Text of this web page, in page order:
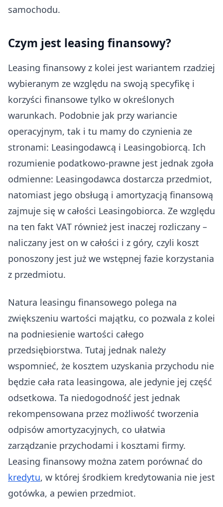
samochodu.
Czym jest leasing finansowy?
Leasing finansowy z kolei jest wariantem rzadziej
wybieranym ze względu na swoją specyfikę i
korzyści finansowe tylko w określonych
warunkach. Podobnie jak przy wariancie
operacyjnym, tak i tu mamy do czynienia ze
stronami: Leasingodawcą i Leasingobiorcą. Ich
rozumienie podatkowo-prawne jest jednak zgoła
odmienne: Leasingodawca dostarcza przedmiot,
natomiast jego obsługą i amortyzacją finansową
zajmuje się w całości Leasingobiorca. Ze względu
na ten fakt VAT również jest inaczej rozliczany –
naliczany jest on w całości i z góry, czyli koszt
ponoszony jest już we wstępnej fazie korzystania
z przedmiotu.
Natura leasingu finansowego polega na
zwiększeniu wartości majątku, co pozwala z kolei
na podniesienie wartości całego
przedsiębiorstwa. Tutaj jednak należy
wspomnieć, że kosztem uzyskania przychodu nie
będzie cała rata leasingowa, ale jedynie jej część
odsetkowa. Ta niedogodność jest jednak
rekompensowana przez możliwość tworzenia
odpisów amortyzacyjnych, co ułatwia
zarządzanie przychodami i kosztami firmy.
Leasing finansowy można zatem porównać do
kredytu, w której środkiem kredytowania nie jest
gotówka, a pewien przedmiot.